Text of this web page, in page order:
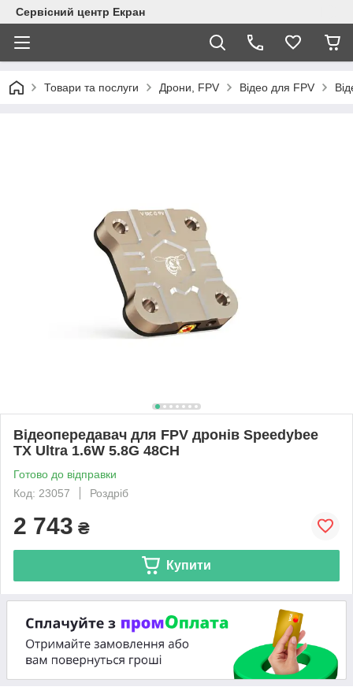
Сервісний центр Екран
Товари та послуги Дрони, FPV Відео для FPV
Відеопередавач для FPV дронів Speedybee
TX Ultra 1.6W 5.8G 48CH
Готово до відправки
Код: 23057
Роздріб
2 743 ₴
Купити